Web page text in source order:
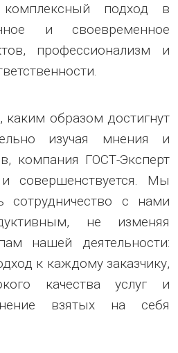
подход в
и своевременное
профессионализм и
образом достигнут
изучая мнения и
компания ГОСТ-Эксперт
совершенствуется. Мы
сотрудничество с нами
не изменяя
нашей деятельности:
к каждому заказчику,
качества услуг и
взятых на себя